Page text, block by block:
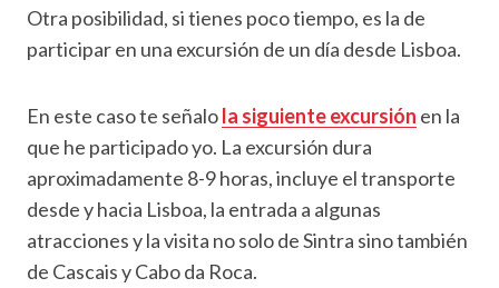
Otra posibilidad, si tienes poco tiempo, es la de
participar en una excursión de un día desde Lisboa.
En este caso te señalola siguiente excursión en la
que he participado yo. La excursión dura
aproximadamente 8-9 horas, incluye el transporte
desde y hacia Lisboa, la entrada a algunas
atracciones y la visita no solo de Sintra sino también
de Cascais y Cabo da Roca.